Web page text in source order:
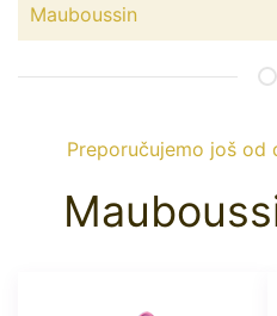
Mauboussin
Preporučujemo još od